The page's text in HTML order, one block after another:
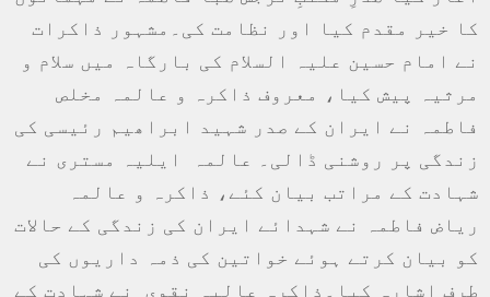
کا خیر مقدم کیا اور نظامت کی۔مشہور ذاکرات
نے امام حسین علیہ السلام کی بارگاہ میں سلام و
مرثیہ پیش کیا، معروف ذاکرہ و عالمہ مخلص
فاطمہ نے ایران کے صدر شہید ابراھیم رئیسی کی
زندگی پر روشنی ڈالی۔ عالمہ ایلیہ مستری نے
شہادت کے مراتب بیان کئے، ذاکرہ و عالمہ
ریاض فاطمہ نے شہدائے ایران کی زندگی کے حالات
کو بیان کرتے ہوئے خواتین کی ذمہ داریوں کی
طرف اشارہ کیا۔ذاکرہ عالیہ نقوی نے شہادت کے